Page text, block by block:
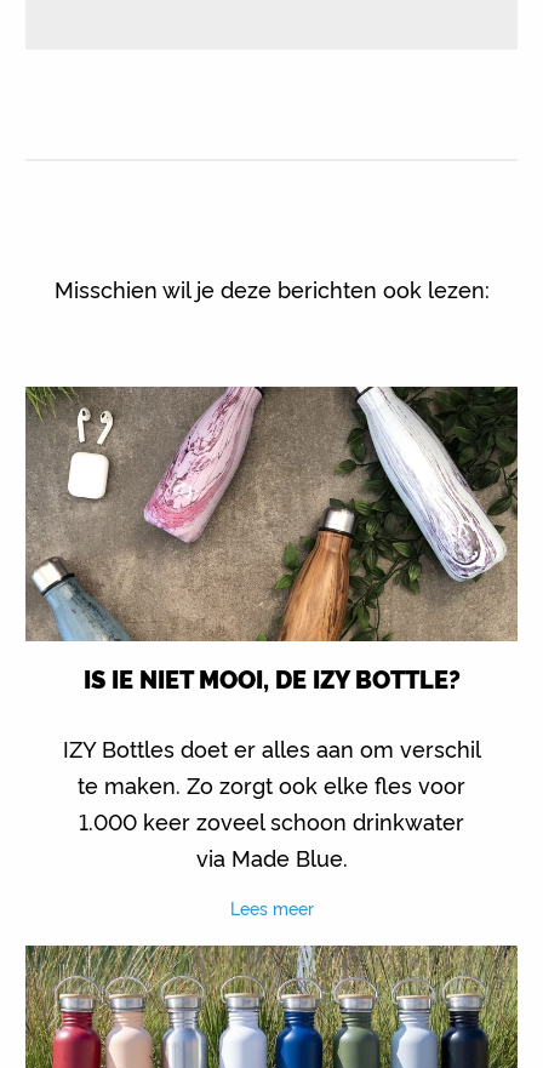
Misschien wil je deze berichten ook lezen:
IS IE NIET MOOI, DE IZY BOTTLE?
IZY Bottles doet er alles aan om verschil
te maken. Zo zorgt ook elke fles voor
1.000 keer zoveel schoon drinkwater
via Made Blue.
Lees meer